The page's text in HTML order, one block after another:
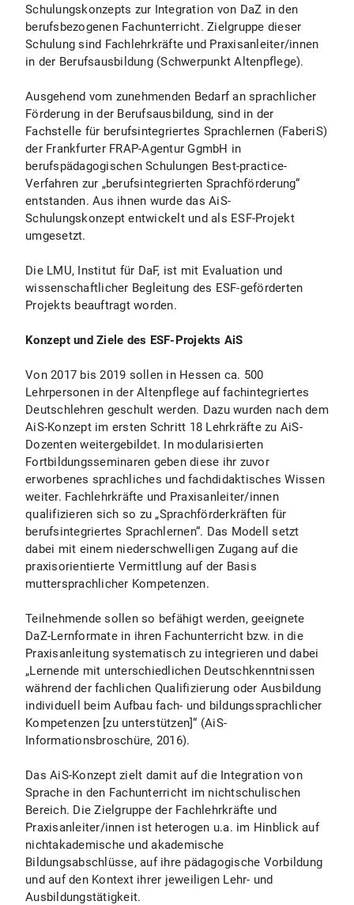
Schulungskonzepts zur Integration von DaZ in den
berufsbezogenen Fachunterricht. Zielgruppe dieser
Schulung sind Fachlehrkräfte und Praxisanleiter/innen
in der Berufsausbildung (Schwerpunkt Altenpflege).
Ausgehend vom zunehmenden Bedarf an sprachlicher
Förderung in der Berufsausbildung, sind in der
Fachstelle für berufsintegriertes Sprachlernen (FaberiS)
der Frankfurter FRAP-Agentur GgmbH in
berufspädagogischen Schulungen Best-practice-
Verfahren zur „berufsintegrierten Sprachförderung“
entstanden. Aus ihnen wurde das AiS-
Schulungskonzept entwickelt und als ESF-Projekt
umgesetzt.
Die LMU, Institut für DaF, ist mit Evaluation und
wissenschaftlicher Begleitung des ESF-geförderten
Projekts beauftragt worden.
Konzept und Ziele des ESF-Projekts AiS
Von 2017 bis 2019 sollen in Hessen ca. 500
Lehrpersonen in der Altenpflege auf fachintegriertes
Deutschlehren geschult werden. Dazu wurden nach dem
AiS-Konzept im ersten Schritt 18 Lehrkräfte zu AiS-
Dozenten weitergebildet. In modularisierten
Fortbildungsseminaren geben diese ihr zuvor
erworbenes sprachliches und fachdidaktisches Wissen
weiter. Fachlehrkräfte und Praxisanleiter/innen
qualifizieren sich so zu „Sprachförderkräften für
berufsintegriertes Sprachlernen“. Das Modell setzt
dabei mit einem niederschwelligen Zugang auf die
praxisorientierte Vermittlung auf der Basis
muttersprachlicher Kompetenzen.
Teilnehmende sollen so befähigt werden, geeignete
DaZ-Lernformate in ihren Fachunterricht bzw. in die
Praxisanleitung systematisch zu integrieren und dabei
„Lernende mit unterschiedlichen Deutschkenntnissen
während der fachlichen Qualifizierung oder Ausbildung
individuell beim Aufbau fach- und bildungssprachlicher
Kompetenzen [zu unterstützen]“ (AiS-
Informationsbroschüre, 2016).
Das AiS-Konzept zielt damit auf die Integration von
Sprache in den Fachunterricht im nichtschulischen
Bereich. Die Zielgruppe der Fachlehrkräfte und
Praxisanleiter/innen ist heterogen u.a. im Hinblick auf
nichtakademische und akademische
Bildungsabschlüsse, auf ihre pädagogische Vorbildung
und auf den Kontext ihrer jeweiligen Lehr- und
Ausbildungstätigkeit.